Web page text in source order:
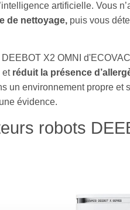
artificielle. Vous
de nettoyage, puis vous
X2 OMNI
et réduit la présence
un environnement propre et
évidence.
robots